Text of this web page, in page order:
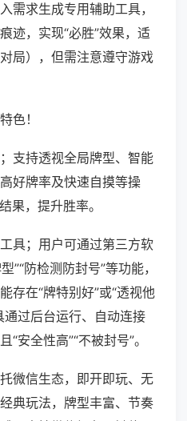
需求生成专用辅助工具，
迹，实现“必胜”效果，适
局），但需注意遵守游戏
色！
支持透视全局牌型、智能
好牌率及快速自摸等操
果，提升胜率。
具；用户可通过第三方软
”“防检测防封号”等功能，
存在“牌特别好”或“透视他
通过后台运行、自动连接
安全性高”“不被封号”。
微信生态，即开即玩、无
典玩法，牌型丰富、节奏